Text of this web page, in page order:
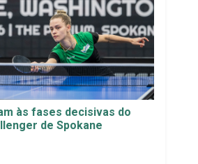
às fases decisivas do
de Spokane